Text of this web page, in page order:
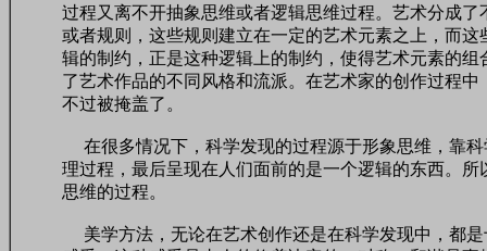
过程又离不开抽象思维或者逻辑思维过程。艺术分成
或者规则，这些规则建立在一定的艺术元素之上，而
辑的制约，正是这种逻辑上的制约，使得艺术元素的
了艺术作品的不同风格和流派。在艺术家的创作过程
不过被掩盖了。
在很多情况下，科学发现的过程源于形象思维，靠
理过程，最后呈现在人们面前的是一个逻辑的东西。
思维的过程。
美学方法，无论在艺术创作还是在科学发现中，都